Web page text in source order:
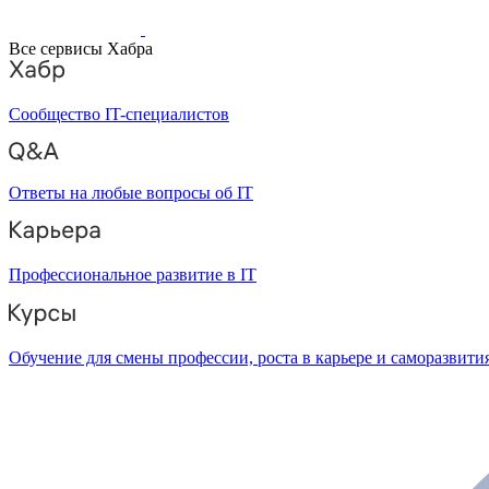
Все сервисы Хабра
Сообщество IT-специалистов
Ответы на любые вопросы об IT
Профессиональное развитие в IT
Обучение для смены профессии, роста в карьере и